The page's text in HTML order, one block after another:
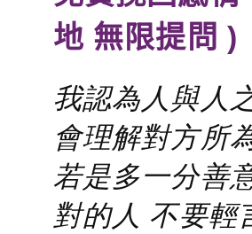
地 無限提問 )
我認為人與人
會理解對方所
若是多一分善
對的人 不要輕